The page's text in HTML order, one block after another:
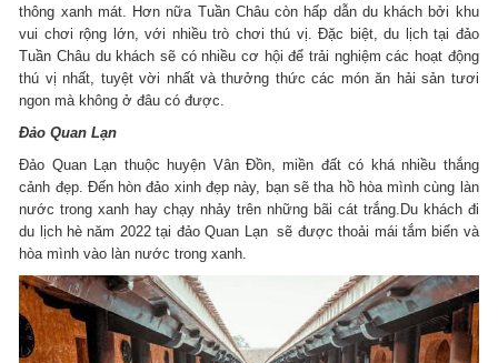
thông xanh mát. Hơn nữa Tuần Châu còn hấp dẫn du khách bởi khu
vui chơi rộng lớn, với nhiều trò chơi thú vị. Đặc biệt, du lịch tại đảo
Tuần Châu du khách sẽ có nhiều cơ hội để trải nghiệm các hoạt động
thú vị nhất, tuyệt vời nhất và thưởng thức các món ăn hải sản tươi
ngon mà không ở đâu có được.
Đảo Quan Lạn
Đảo Quan Lạn thuộc huyện Vân Đồn, miền đất có khá nhiều thắng
cảnh đẹp. Đến hòn đảo xinh đẹp này, bạn sẽ tha hồ hòa mình cùng làn
nước trong xanh hay chạy nhảy trên những bãi cát trắng.Du khách đi
du lịch hè năm 2022 tại đảo Quan Lạn sẽ được thoải mái tắm biển và
hòa mình vào làn nước trong xanh.